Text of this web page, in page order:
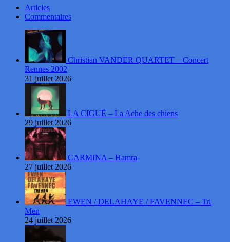
Articles
Commentaires
Christian VANDER QUARTET – Concert
Rennes 2002
31 juillet 2026
LA CIGUË – La Ache des chiens
29 juillet 2026
CARMINA – Hamra
27 juillet 2026
EWEN / DELAHAYE / FAVENNEC – Tri
Men
24 juillet 2026